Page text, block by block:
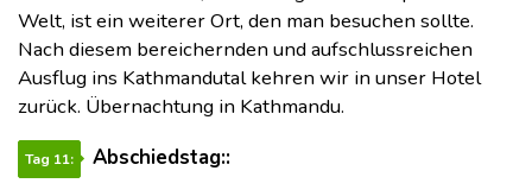
Welt, ist ein weiterer Ort, den man besuchen sollte.
Nach diesem bereichernden und aufschlussreichen
Ausflug ins Kathmandutal kehren wir in unser Hotel
zurück. Übernachtung in Kathmandu.
Tag 11:
Abschiedstag::